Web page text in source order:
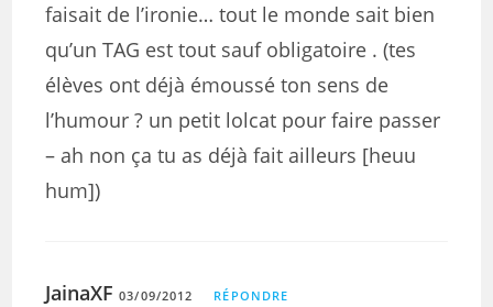
faisait de l’ironie… tout le monde sait bien
qu’un TAG est tout sauf obligatoire . (tes
élèves ont déjà émoussé ton sens de
l’humour ? un petit lolcat pour faire passer
– ah non ça tu as déjà fait ailleurs [heuu
hum])
JainaXF 03/09/2012 RÉPONDRE